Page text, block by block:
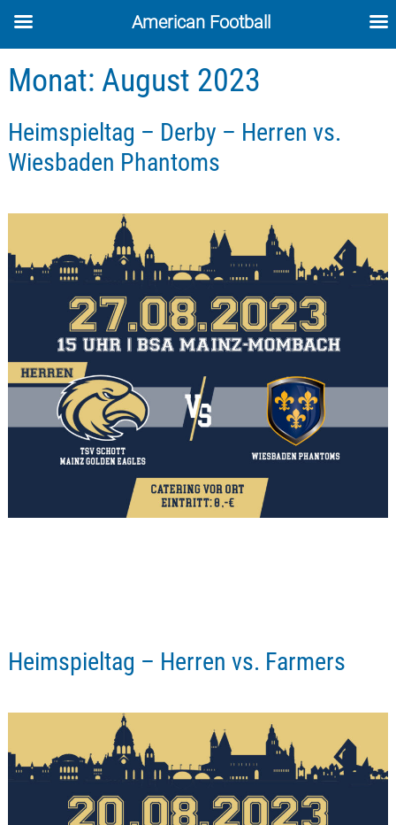
Skip
to
content
Monat: August 2023
Heimspieltag – Derby – Herren vs.
Wiesbaden Phantoms
Heimspieltag – Herren vs. Farmers
American Football